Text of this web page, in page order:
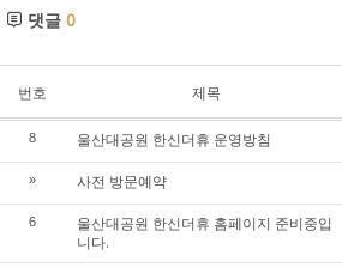
댓글 0
번호 제목
8 울산대공원 한신더휴 운영방침
» 사전 방문예약
6
울산대공원 한신더휴 홈페이지 준비중입
니다.